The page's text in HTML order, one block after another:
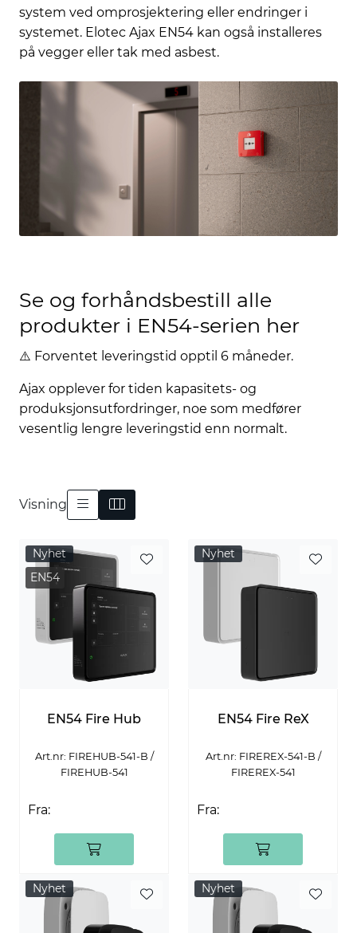
system ved omprosjektering eller endringer i
systemet. Elotec Ajax EN54 kan også installeres
på vegger eller tak med asbest.
Se og forhåndsbestill alle
produkter i EN54-serien her
⚠️ Forventet leveringstid opptil 6 måneder.
Ajax opplever for tiden kapasitets- og
produksjonsutfordringer, noe som medfører
vesentlig lengre leveringstid enn normalt.
Visning
Nyhet
EN54
EN54 Fire Hub
Art.nr: FIREHUB-541-B /
FIREHUB-541
Fra:
Nyhet
EN54 Fire ReX
Art.nr: FIREREX-541-B /
FIREREX-541
Fra:
Nyhet Nyhet